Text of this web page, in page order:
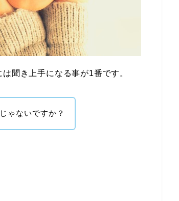
聞き上手になる事が1番です。
ゃないですか？